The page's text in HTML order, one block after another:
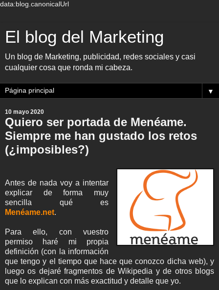
data:blog.canonicalUrl
El blog del Marketing
Un blog de Marketing, publicidad, redes sociales y casi
cualquier cosa que ronda mi cabeza.
▼
10 mayo 2020
Quiero ser portada de Menéame.
Siempre me han gustado los retos
(¿imposibles?)
Antes de nada voy a intentar
explicar de forma muy
sencilla qué es
Menéame.net.
Para ello, con vuestro
permiso haré mi propia
definición (con la información
que tengo y el tiempo que hace que conozco dicha web), y
luego os dejaré fragmentos de Wikipedia y de otros blogs
que lo explican con más exactitud y detalle que yo.